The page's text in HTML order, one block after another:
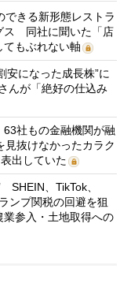
できる新形態レストラ
ス 同社に聞いた「店
もぶれない軸
安になった成長株”に
んが「絶好の仕込み
63社もの金融機関が融
見抜けなかったカラク
出していた
SHEIN、TikTok、
ンプ関税の回避を狙
参入・土地取得への